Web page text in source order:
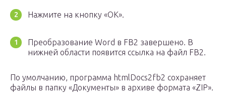
Нажмите на кнопку «ОК».
Преобразование Word в FB2 завершено. В
нижней области появится ссылка на файл FB2.
По умолчанию, программа htmlDocs2fb2 сохраняет
файлы в папку «Документы» в архиве формата «ZIP».